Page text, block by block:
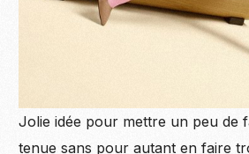
Jolie idée pour mettre un peu de
tenue sans pour autant en faire